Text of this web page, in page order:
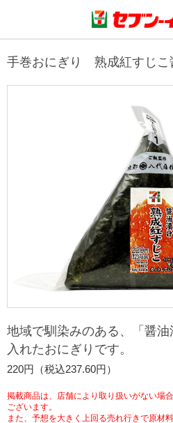
商品のご案内
セブンプレミアム
食の安全・安心への取組み
ギフト
プリペイドカード・金券
ニンテンドー・ダウンロードカード
マルチコピー機でできること
マルチコピー機でできることトップ
コピー
プリント
スキャン
便利なサービス
宅配便
切手・はがき・印紙
セブン銀行ATM
チケットサービス
セブンチケット
チケットぴあ
セブン‐イレブンでお受取り
タワーレコード
停電時のサービス停止のお知らせ
ニュースリリース
ごあいさつ
企業理念
会社概要
貸借対照表・損益計算書
サステナビリティ
セブン＆アイ・ホールディングスの
サステナビリティ活動基本方針
サステナビリティ推進体制
加盟店オーナー募集
アルバイト情報
手巻おにぎり 熟成紅すじこ
地域で馴染みのある、「醤
入れたおにぎりです。
220円（税込237.60円）
掲載商品は、店舗により取り扱いがない場
ございます。
また、予想を大きく上回る売れ行きで原材